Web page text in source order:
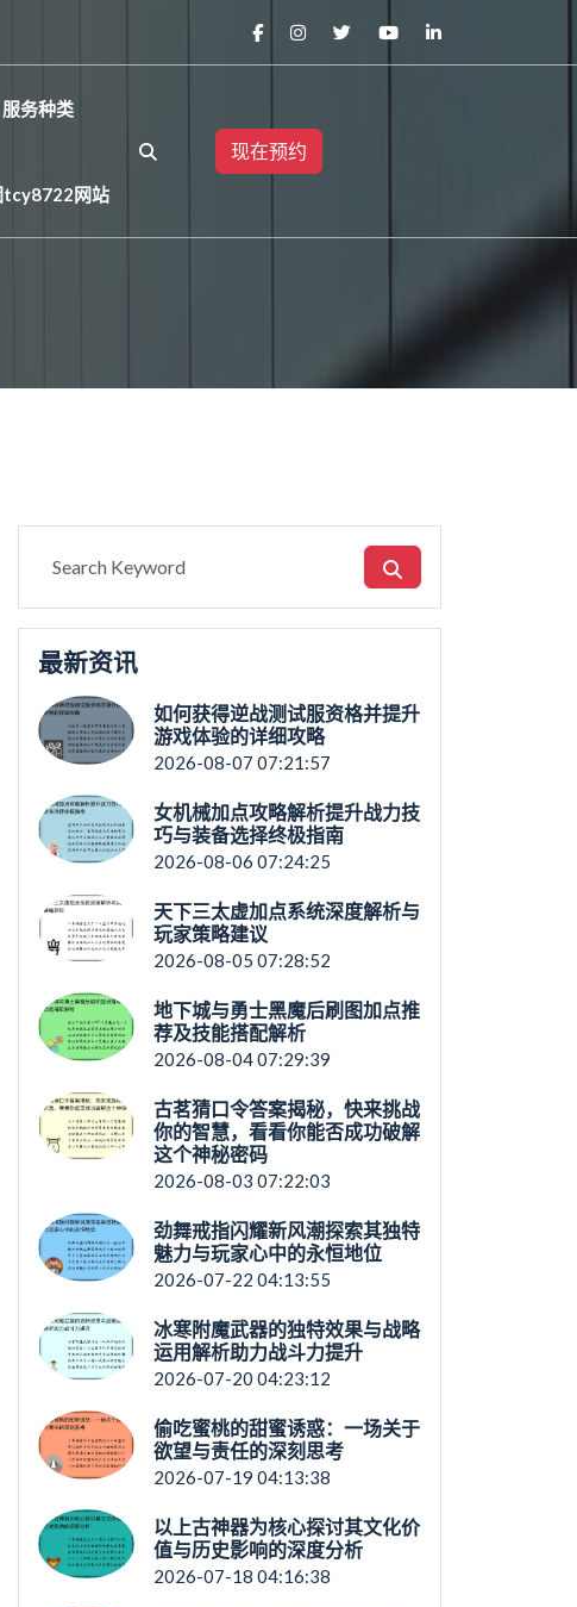
服务种类
tcy8722网站
现在预约
最新资讯
如何获得逆战测试服资格并提升
游戏体验的详细攻略
2026-08-07 07:21:57
女机械加点攻略解析提升战力技
巧与装备选择终极指南
2026-08-06 07:24:25
天下三太虚加点系统深度解析与
玩家策略建议
2026-08-05 07:28:52
地下城与勇士黑魔后刷图加点推
荐及技能搭配解析
2026-08-04 07:29:39
古茗猜口令答案揭秘，快来挑战
你的智慧，看看你能否成功破解
这个神秘密码
2026-08-03 07:22:03
劲舞戒指闪耀新风潮探索其独特
魅力与玩家心中的永恒地位
2026-07-22 04:13:55
冰寒附魔武器的独特效果与战略
运用解析助力战斗力提升
2026-07-20 04:23:12
偷吃蜜桃的甜蜜诱惑：一场关于
欲望与责任的深刻思考
2026-07-19 04:13:38
以上古神器为核心探讨其文化价
值与历史影响的深度分析
2026-07-18 04:16:38